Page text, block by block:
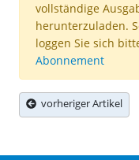
vollständige
herunterzuladen.
loggen Sie sich
Abonnement
vorheriger Artikel